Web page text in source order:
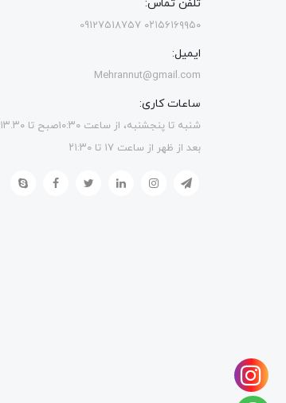
تلفن تماس:
۰۲۱۵۶۱۶۹۹۵۰ 09127518757
ایمیل:
Mehrannut@gmail.com
ساعات کاری:
شنبه تا پنجشنبه، از ساعت ۱۰:۳۰صبح تا ۱۳.۳۰
بعد از ظهر از ساعت ۱۷ تا ۲۱:۳۰